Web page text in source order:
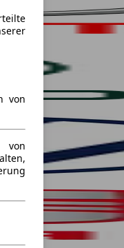
von
von